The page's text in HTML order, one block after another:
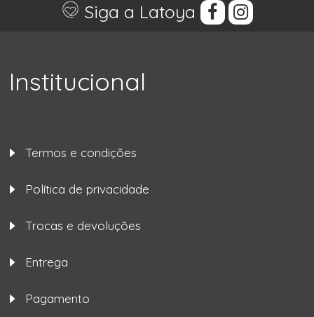
Siga a Latoya
Institucional
Termos e condições
Política de privacidade
Trocas e devoluções
Entrega
Pagamento